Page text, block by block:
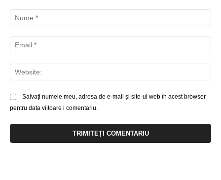
Salvați numele meu, adresa de e-mail și site-ul web în acest browser
pentru data viitoare i comentariu.